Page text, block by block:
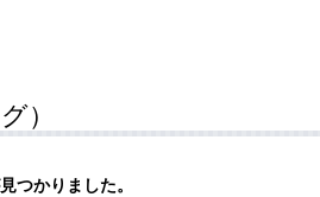
）
つかりました。